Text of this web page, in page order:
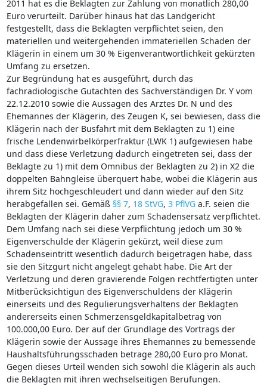
2011 hat es die Beklagten zur Zahlung von monatlich 280,00
Euro verurteilt. Darüber hinaus hat das Landgericht
festgestellt, dass die Beklagten verpflichtet seien, den
materiellen und weitergehenden immateriellen Schaden der
Klägerin in einem um 30 % Eigenverantwortlichkeit gekürzten
Umfang zu ersetzen.
Zur Begründung hat es ausgeführt, durch das
fachradiologische Gutachten des Sachverständigen Dr. Y vom
22.12.2010 sowie die Aussagen des Arztes Dr. N und des
Ehemannes der Klägerin, des Zeugen K, sei bewiesen, dass die
Klägerin nach der Busfahrt mit dem Beklagten zu 1) eine
frische Lendenwirbelkörperfraktur (LWK 1) aufgewiesen habe
und dass diese Verletzung dadurch eingetreten sei, dass der
Beklagte zu 1) mit dem Omnibus der Beklagten zu 2) in X2 die
doppelten Bahngleise überquert habe, wobei die Klägerin aus
ihrem Sitz hochgeschleudert und dann wieder auf den Sitz
herabgefallen sei. Gemäß §§ 7, 18 StVG, 3 PflVGa.F. seien die
Beklagten der Klägerin daher zum Schadensersatz verpflichtet.
Dem Umfang nach sei diese Verpflichtung jedoch um 30 %
Eigenverschulde der Klägerin gekürzt, weil diese zum
Schadenseintritt wesentlich dadurch beigetragen habe, dass
sie den Sitzgurt nicht angelegt gehabt habe. Die Art der
Verletzung und deren gravierende Folgen rechtfertigten unter
Mitberücksichtigun des Eigenverschuldens der Klägerin
einerseits und des Regulierungsverhaltens der Beklagten
andererseits einen Schmerzensgeldkapitalbetrag von
100.000,00 Euro. Der auf der Grundlage des Vortrags der
Klägerin sowie der Aussage ihres Ehemannes zu bemessende
Haushaltsführungsschaden betrage 280,00 Euro pro Monat.
Gegen dieses Urteil wenden sich sowohl die Klägerin als auch
die Beklagten mit ihren wechselseitigen Berufungen.